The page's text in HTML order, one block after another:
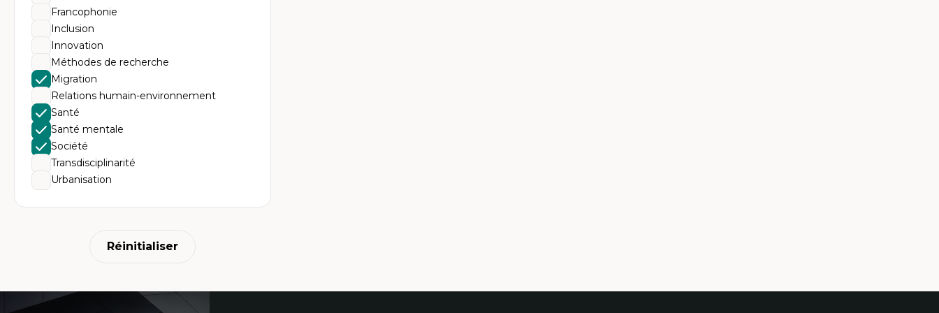
Francophonie
Inclusion
Innovation
Méthodes de recherche
Migration
Relations humain-environnement
Santé
Santé mentale
Société
Transdisciplinarité
Urbanisation
Réinitialiser